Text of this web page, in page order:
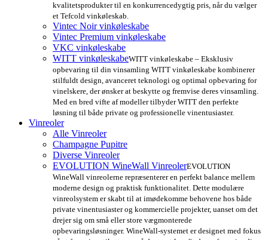
kvalitetsprodukter til en konkurrencedygtig pris, når du vælger
et Tefcold vinkøleskab.
Vintec Noir vinkøleskabe
Vintec Premium vinkøleskabe
VKC vinkøleskabe
WITT vinkøleskabeWITT vinkøleskabe – Eksklusiv
opbevaring til din vinsamling WITT vinkøleskabe kombinerer
stilfuldt design, avanceret teknologi og optimal opbevaring for
vinelskere, der ønsker at beskytte og fremvise deres vinsamling.
Med en bred vifte af modeller tilbyder WITT den perfekte
løsning til både private og professionelle vinentusiaster.
Vinreoler
Alle Vinreoler
Champagne Pupitre
Diverse Vinreoler
EVOLUTION WineWall VinreolerEVOLUTION
WineWall vinreolerne repræsenterer en perfekt balance mellem
moderne design og praktisk funktionalitet. Dette modulære
vinreolsystem er skabt til at imødekomme behovene hos både
private vinentusiaster og kommercielle projekter, uanset om det
drejer sig om små eller store vægmonterede
opbevaringsløsninger. WineWall-systemet er designet med fokus